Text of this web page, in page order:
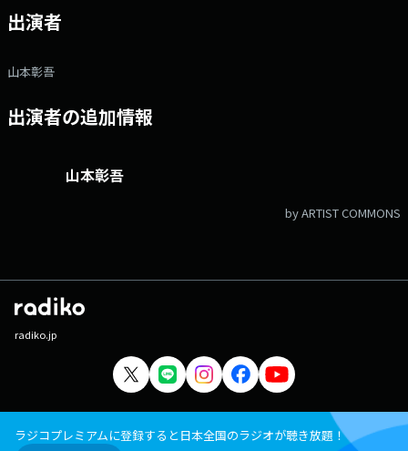
出演者
山本彰吾
出演者の追加情報
山本彰吾
by ARTIST COMMONS
radiko.jp
ラジコプレミアムに登録すると日本全国のラジオが聴き放題！